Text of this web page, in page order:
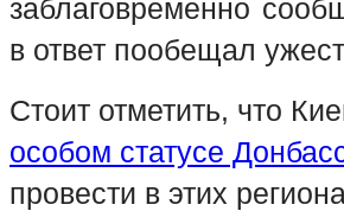
заблаговременно
в ответ пообещал
Стоит отметить, что
особом статусе
провести в этих